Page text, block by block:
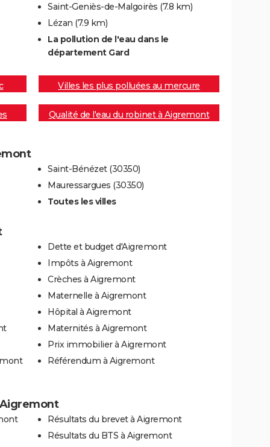
Saint-Geniès-de-Malgoirès (7.8 km)
Lézan (7.9 km)
La pollution de l'eau dans le
département Gard
Villes les plus polluées au mercure
Qualité de l'eau du robinet à Aigremont
Saint-Bénézet (30350)
Mauressargues (30350)
Toutes les villes
Dette et budget d'Aigremont
Impôts à Aigremont
Crèches à Aigremont
Maternelle à Aigremont
Hôpital à Aigremont
Maternités à Aigremont
Prix immobilier à Aigremont
Référendum à Aigremont
Résultats du brevet à Aigremont
Résultats du BTS à Aigremont